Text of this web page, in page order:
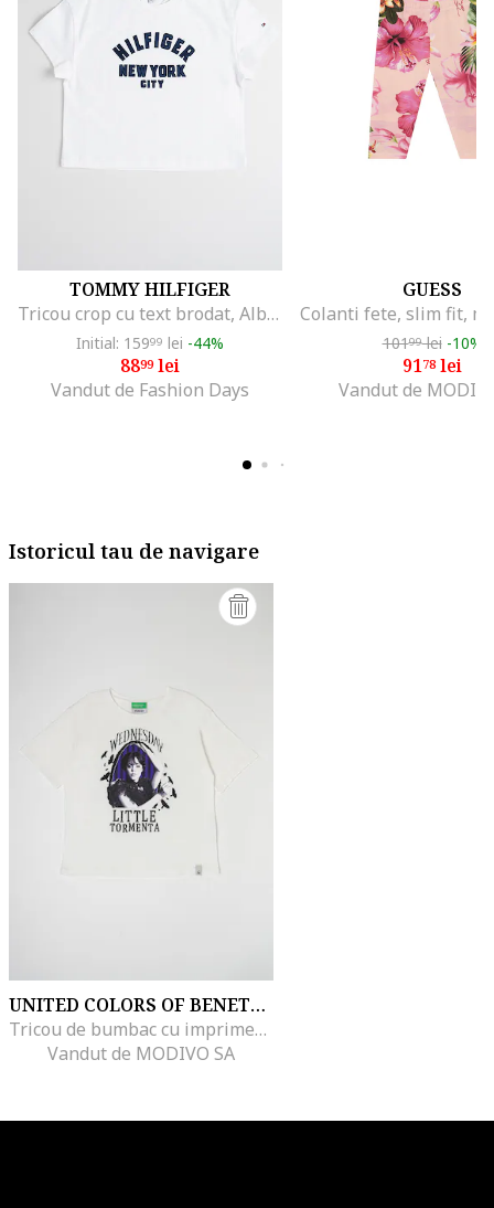
TOMMY HILFIGER
Tricou crop cu text brodat, Albastru ultramarin/Alb optic
Initial: 15999 lei -44%
8899lei
Vandut de Fashion Days
GUESS
10199lei -10%
9178 lei
Vandut de
Istoricul tau de navigare
UNITED COLORS OF BENETTON
Tricou de bumbac cu imprimeu foto, Alb
Vandut de MODIVO SA